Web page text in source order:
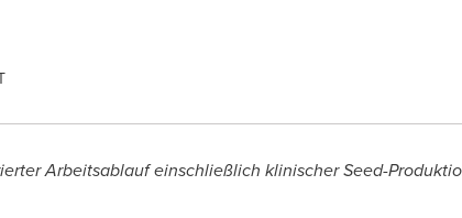
Arbeitsablauf einschließlich klinischer Seed-